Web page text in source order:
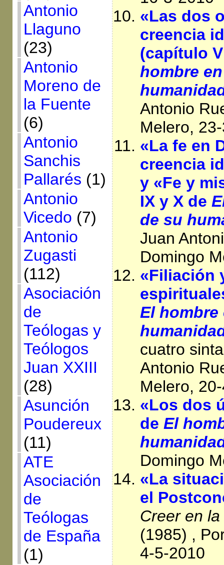
Antonio
Llaguno
(23)
Antonio
Moreno de
la Fuente
(6)
Antonio
Sanchis
Pallarés (1)
Antonio
Vicedo (7)
Antonio
Zugasti
(112)
Asociación
de
Teólogas y
Teólogos
Juan XXIII
(28)
Asunción
Poudereux
(11)
ATE
Asociación
de
Teólogas
de España
(1)
«Las dos
creencia
(capítulo
hombre
Antonio
Melero,
«La fe en
creencia
y «Fe y
IX y X de
de su
Juan
Domingo
«Filiación
El hombre
cuatro
Antonio
Melero,
«Los dos
de El
Domingo
«La
el
Creer en
(1985) ,
4-5-2010